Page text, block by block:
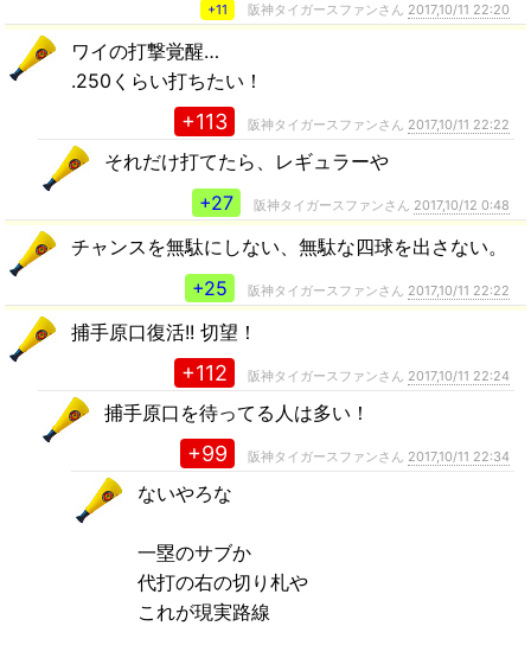
+11 阪神タイガースファンさん 2017,10/11 22:20
ワイの打撃覚醒…
.250くらい打ちたい！
+113 阪神タイガースファンさん 2017,10/11 22:22
それだけ打てたら、レギュラーや
+27
阪神タイガースファンさん 2017,10/12 0:48
チャンスを無駄にしない、無駄な四球を出さない。
+25
阪神タイガースファンさん 2017,10/11 22:22
捕手原口復活!! 切望！
+112 阪神タイガースファンさん 2017,10/11 22:24
捕手原口を待ってる人は多い！
+99 阪神タイガースファンさん 2017,10/11 22:34
ないやろな
一塁のサブか
代打の右の切り札や
これが現実路線